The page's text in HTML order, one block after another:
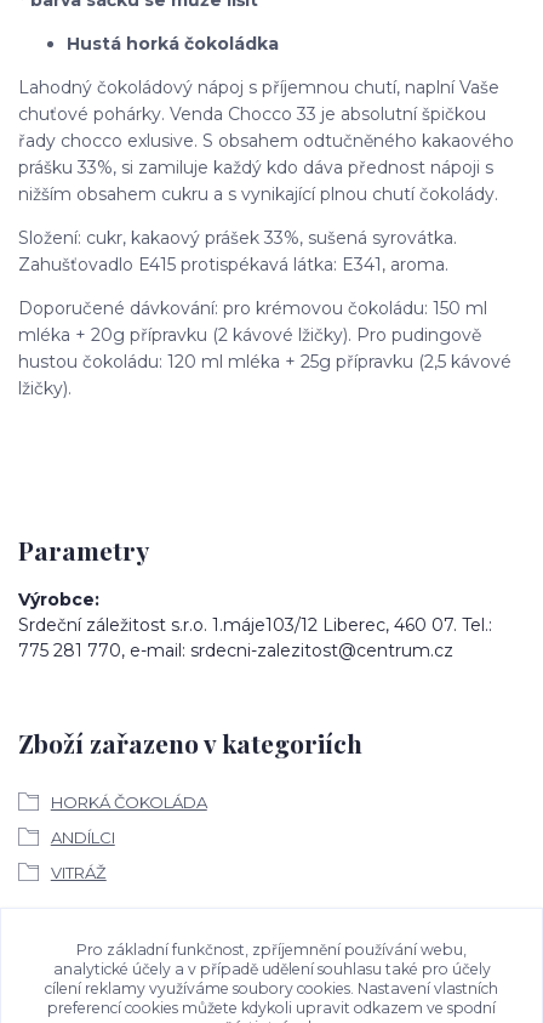
Hustá horká čokoládka
Lahodný čokoládový nápoj s příjemnou chutí, naplní Vaše
chuťové pohárky. Venda Chocco 33 je absolutní špičkou
řady chocco exlusive. S obsahem odtučněného kakaového
prášku 33%, si zamiluje každý kdo dáva přednost nápoji s
nižším obsahem cukru a s vynikající plnou chutí čokolády.
Složení: cukr, kakaový prášek 33%, sušená syrovátka.
Zahušťovadlo E415 protispékavá látka: E341, aroma.
Doporučené dávkování: pro krémovou čokoládu: 150 ml
mléka + 20g přípravku (2 kávové lžičky). Pro pudingově
hustou čokoládu: 120 ml mléka + 25g přípravku (2,5 kávové
lžičky).
Parametry
Výrobce
Srdeční záležitost s.r.o. 1.máje103/12 Liberec, 460 07. Tel.:
775 281 770, e-mail: srdecni-zalezitost@centrum.cz
Zboží zařazeno v kategoriích
HORKÁ ČOKOLÁDA
ANDÍLCI
VITRÁŽ
Ke stažení
Bezpečností upozornění
Pro základní funkčnost, zpříjemnění používání webu,
analytické účely a v případě udělení souhlasu také pro účely
cílení reklamy využíváme soubory cookies. Nastavení vlastních
preferencí cookies můžete kdykoli upravit odkazem ve spodní